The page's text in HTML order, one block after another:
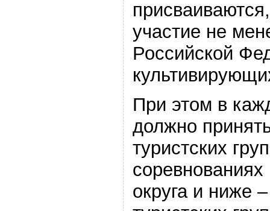
участие не
Российской
При этом в
должно
туристских
округа и ниже